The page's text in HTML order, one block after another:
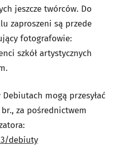
jeszcze twórców. Do
zaproszeni są przede
fotografowie:
szkół artystycznych
mogą przesyłać
za pośrednictwem
debiuty